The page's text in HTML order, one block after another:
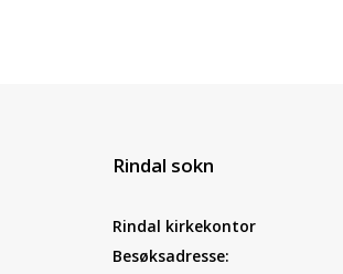
Rindal sokn
Rindal kirkekontor
Besøksadresse: